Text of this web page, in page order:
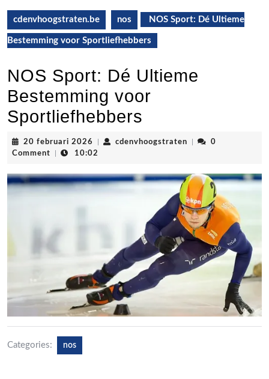
cdenvhoogstraten.be nos NOS Sport: Dé Ultieme
Bestemming voor Sportliefhebbers
NOS Sport: Dé Ultieme
Bestemming voor
Sportliefhebbers
20 februari 2026 20
februari
cdenvhoogstraten cdenvhoogstraten
0
Comment
10:02
Categories: nos